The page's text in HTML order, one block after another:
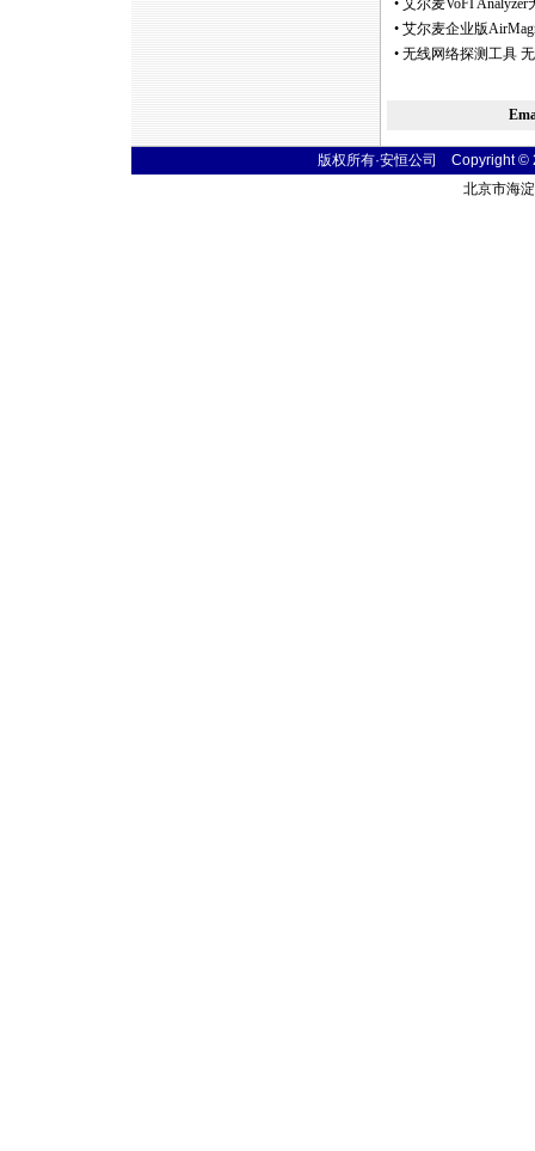
• 艾尔麦VoFI
• 艾尔麦企业版
• 无线网络探测工具
版权所有·安恒公司 Copyright
北京市海